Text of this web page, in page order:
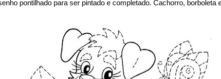
pontilhado para ser pintado e completado. Cachorro, borboleta